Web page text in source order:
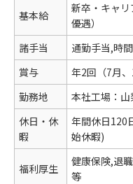
基本給
新卒・キャ
優遇）
諸手当
通勤手当,時
賞与
年2回（7月、
勤務地
本社工場：
休日・休
暇
年間休日120
始休暇)
福利厚生
健康保険,退
等